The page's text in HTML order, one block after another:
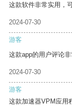
这款软件非常实用，
2024-07-30
游客
这款app的用户评论
2024-07-30
游客
这款加速器VPM应用